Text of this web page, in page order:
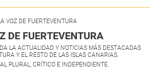
VOZ DE FUERTEVENTURA
DE FUERTEVENTURA
LA ACTUALIDAD Y NOTICIAS MÁS DESTACADAS
Y EL RESTO DE LAS ISLAS CANARIAS.
PLURAL, CRÍTICO E INDEPENDIENTE.